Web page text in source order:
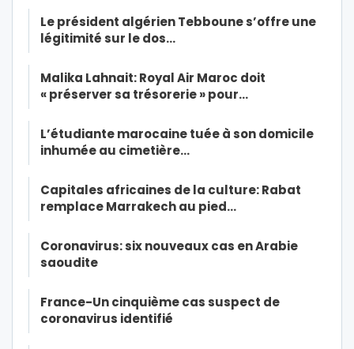
Le président algérien Tebboune s’offre une
légitimité sur le dos…
Malika Lahnait: Royal Air Maroc doit
« préserver sa trésorerie » pour…
L’étudiante marocaine tuée à son domicile
inhumée au cimetière…
Capitales africaines de la culture: Rabat
remplace Marrakech au pied…
Coronavirus: six nouveaux cas en Arabie
saoudite
France-Un cinquième cas suspect de
coronavirus identifié